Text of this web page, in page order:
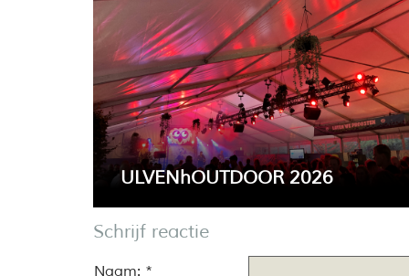
ULVENhOUTDOOR 2026
gezelligste weekend van het jaar:
ULVENhOUTDOOR.
Schrijf reactie
Naam: *